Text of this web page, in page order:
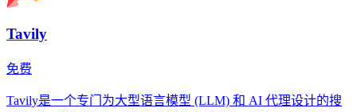
Tavily
免费
Tavily是一个专门为大型语言模型 (LLM) 和 AI 代理设计的搜